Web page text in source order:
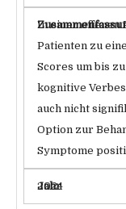
In einer offenen
Patienten zu
Scores um bis
kognitive
auch nicht
Option zur
Symptome
2024